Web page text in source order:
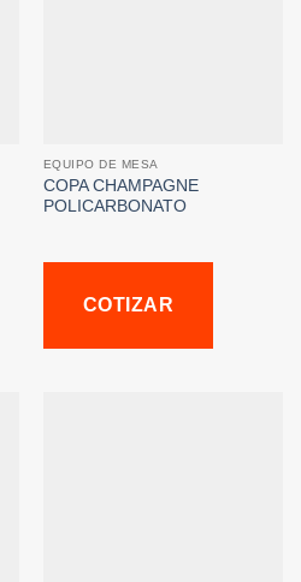
EQUIPO DE MESA
COPA CHAMPAGNE
POLICARBONATO
COTIZAR